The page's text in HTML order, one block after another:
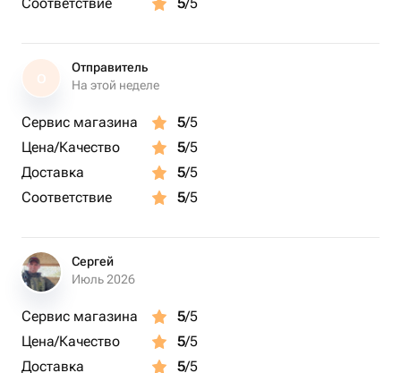
О
Отправитель
На этой неделе
Сервис магазина 5/5
Цена/Качество
5/5
Доставка
5/5
Соответствие
5/5
Сергей
Июль 2026
Сервис магазина 5/5
Цена/Качество
5/5
Доставка
5/5